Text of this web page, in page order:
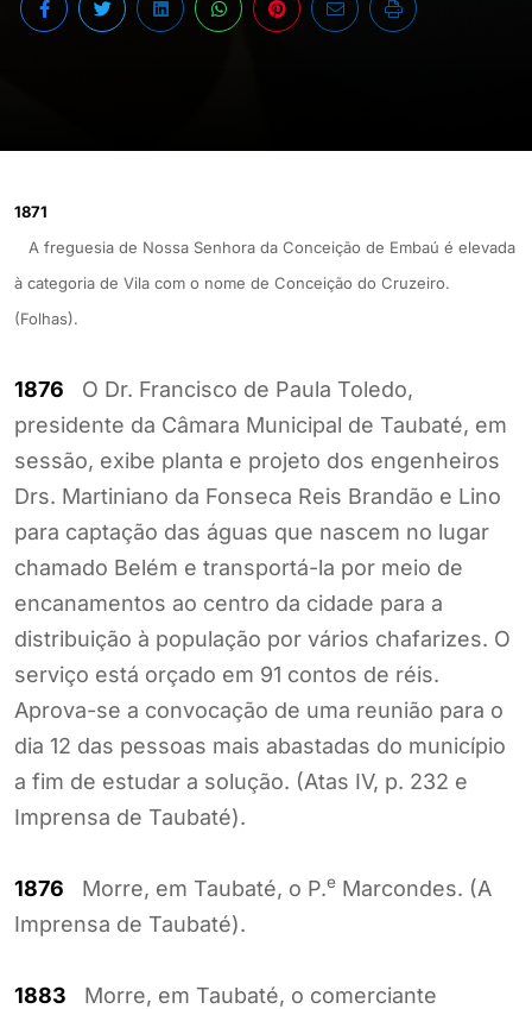
1871
A freguesia de Nossa Senhora da Conceição de Embaú é elevada
à categoria de Vila com o nome de Conceição do Cruzeiro.
(Folhas).
1876 O Dr. Francisco de Paula Toledo,
presidente da Câmara Municipal de Taubaté, em
sessão, exibe planta e projeto dos engenheiros
Drs. Martiniano da Fonseca Reis Brandão e Lino
para captação das águas que nascem no lugar
chamado Belém e transportá-la por meio de
encanamentos ao centro da cidade para a
distribuição à população por vários chafarizes. O
serviço está orçado em 91 contos de réis.
Aprova-se a convocação de uma reunião para o
dia 12 das pessoas mais abastadas do município
a fim de estudar a solução. (Atas IV, p. 232 e
Imprensa de Taubaté).
1876 Morre, em Taubaté, o P.e Marcondes. (A
Imprensa de Taubaté).
1883 Morre, em Taubaté, o comerciante